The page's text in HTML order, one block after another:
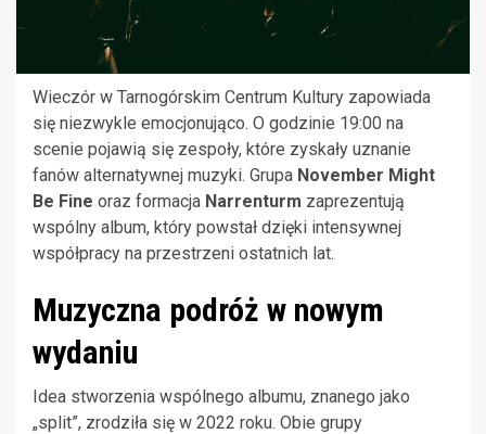
Wieczór w Tarnogórskim Centrum Kultury zapowiada
się niezwykle emocjonująco. O godzinie 19:00 na
scenie pojawią się zespoły, które zyskały uznanie
fanów alternatywnej muzyki. Grupa November Might
Be Fine oraz formacja Narrenturm zaprezentują
wspólny album, który powstał dzięki intensywnej
współpracy na przestrzeni ostatnich lat.
Muzyczna podróż w nowym
wydaniu
Idea stworzenia wspólnego albumu, znanego jako
„split”, zrodziła się w 2022 roku. Obie grupy